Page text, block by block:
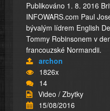
Publikováno 1. 8. 2016
INFOWARS.com Paul
bývalým lídrem English
Tommy Robinsonem v
francouzské Normandii.
archon
1826x
14
Video / Zbytky
15/08/2016